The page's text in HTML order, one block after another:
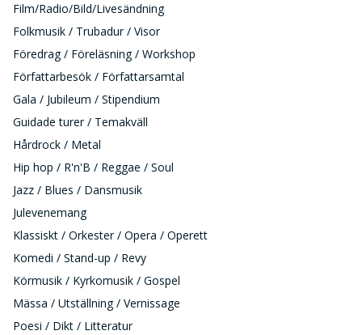
Film/Radio/Bild/Livesändning
Folkmusik / Trubadur / Visor
Föredrag / Föreläsning / Workshop
Författarbesök / Författarsamtal
Gala / Jubileum / Stipendium
Guidade turer / Temakväll
Hårdrock / Metal
Hip hop / R'n'B / Reggae / Soul
Jazz / Blues / Dansmusik
Julevenemang
Klassiskt / Orkester / Opera / Operett
Komedi / Stand-up / Revy
Körmusik / Kyrkomusik / Gospel
Mässa / Utställning / Vernissage
Poesi / Dikt / Litteratur